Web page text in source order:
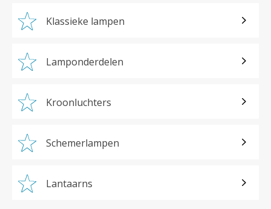
Klassieke lampen
Lamponderdelen
Kroonluchters
Schemerlampen
Lantaarns